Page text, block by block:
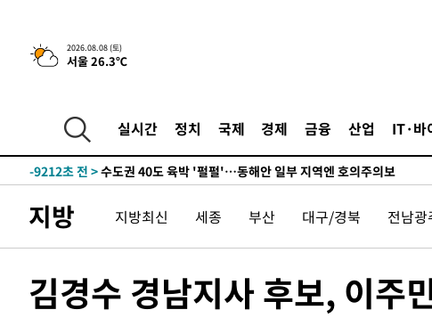
2026.08.08 (토)
서울 26.3℃
실시간 정치 국제 경제 금융 산업 IT·바
청래 44.56%
-16917초 전 >[속보]與 대표 경선 제주·인천 당원투표…金 47.75%·鄭
42.08%·宋 10.17%
-16451초 전 >이강인 "아틀레티코 이적 기뻐…등번호 7번 의미보단 팀 위해 뛸
-10160초 전 >
낮 최고 35도 '무더위'…동해안 시간당 30㎜ '강한 비'[내일날
-9430초 전 >
레티코 이적"
-9212초 전 >수도권 40도 육박 '펄펄'…동해안 일부 지역엔 호의주의보
-2126초 전 >
강릉에 시간당 81.4㎜ 물폭탄…도로 잠기고 담벼락 붕괴
29분 전 >백운산서 80년근 천종산삼 9뿌리 발견…감정가 1.3억원
1시간 전 >남자 농구, 나고야 아시안게임서 '홈팀' 일본과 한일전
지방 지방최신 세종 부산 대구/경북 전남광
김경수 경남지사 후보, 이주